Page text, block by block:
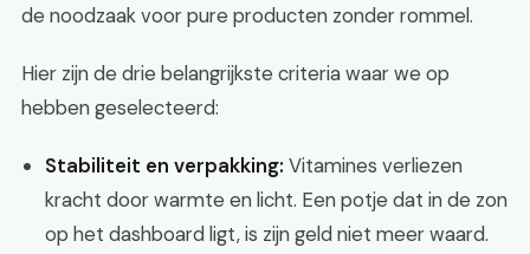
de noodzaak voor pure producten zonder rommel.
Hier zijn de drie belangrijkste criteria waar we op
hebben geselecteerd:
Stabiliteit en verpakking: Vitamines verliezen
kracht door warmte en licht. Een potje dat in de zon
op het dashboard ligt, is zijn geld niet meer waard.